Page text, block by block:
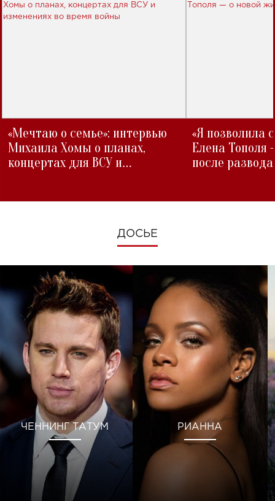
«Мечтаю о семье»: интервью
Михаила Хомы о планах,
концертах для ВСУ и
«Я позволила
Елена Тополя
после развода
ДОСЬЕ
ЧЕННИНГ ТАТУМ РИАННА